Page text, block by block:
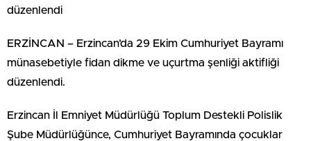
düzenlendi
ERZİNCAN – Erzincan’da 29 Ekim Cumhuriyet Bayramı
münasebetiyle fidan dikme ve uçurtma şenliği aktifliği
düzenlendi.
Erzincan İl Emniyet Müdürlüğü Toplum Destekli Polislik
Şube Müdürlüğünce, Cumhuriyet Bayramında çocuklar